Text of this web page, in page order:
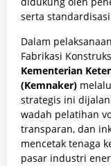
serta
Dalam
Fabrikasi
Kementerian
(Kemnaker)
strategis ini
wadah pelatihan
transparan, dan
mencetak tenaga
pasar industri